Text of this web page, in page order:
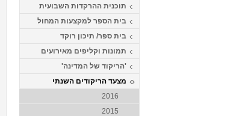
תוכנית ההרקדות השבועית
בית הספר למקצעות המחול
בית ספר/ תיכון רוקד
תמונות וקליפים מאירועים
'הריקוד של המדינה'
מצעד הריקודים השנתי
2016
2015